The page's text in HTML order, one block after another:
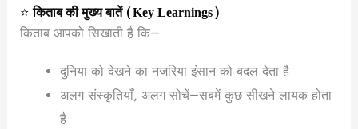
⭐किताब की मुख्य बातें (Key Learnings)
किताब आपको सिखाती है कि—
दुनिया को देखने का नजरिया इंसान को बदल देता है
अलग संस्कृतियाँ, अलग सोचें—सबमें कुछ सीखने लायक होता
है